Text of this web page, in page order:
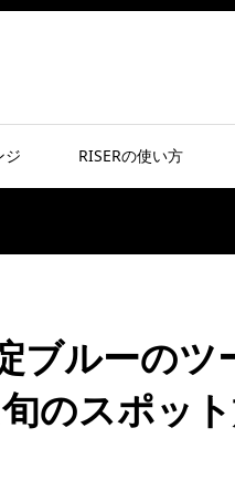
ジ RISERの使い方
ブルーのツ
のスポッ